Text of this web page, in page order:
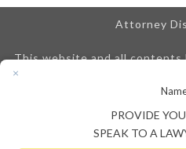
Name
PROVIDE
SPEAK TO A
Attorney
This website and all
advertising and are posted for
We are obligated to
referenced on our site do not
An attorney-client